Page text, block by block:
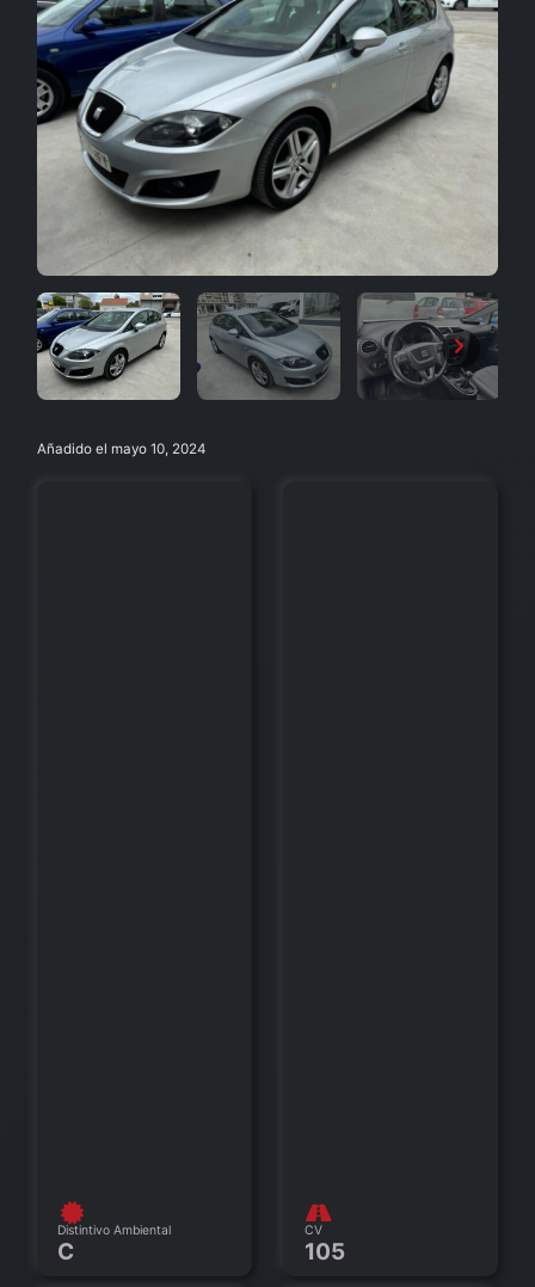
Añadido el mayo 10, 2024
Distintivo Ambiental
C
CV
105